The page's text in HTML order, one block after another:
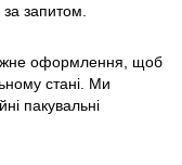
запитом.
оформлення, щоб
стані. Ми
пакувальні